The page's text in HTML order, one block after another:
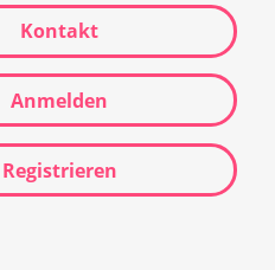
Kontakt
Anmelden
Registrieren